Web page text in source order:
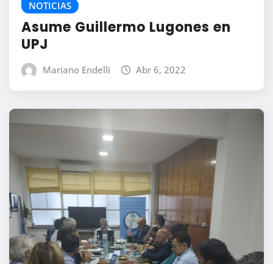
NOTICIAS
Asume Guillermo Lugones en
UPJ
Mariano Endelli Abr 6, 2022